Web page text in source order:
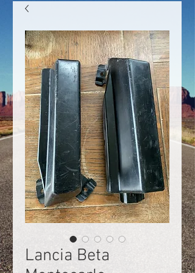
Lancia Beta